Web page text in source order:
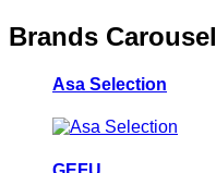
Brands Carousel
Asa Selection